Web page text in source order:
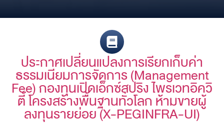
ประกาศเปลี่ยนแปลงการเรียกเก็บค่า
ธรรมเนียมการจัดการ (Management
Fee) กองทุนเปิดเอ็กซ์สปริง ไพรเวทอิควิ
ตี้ โครงสร้างพื้นฐานทั่วโลก ห้ามขายผู้
ลงทุนรายย่อย (X-PEGINFRA-UI)